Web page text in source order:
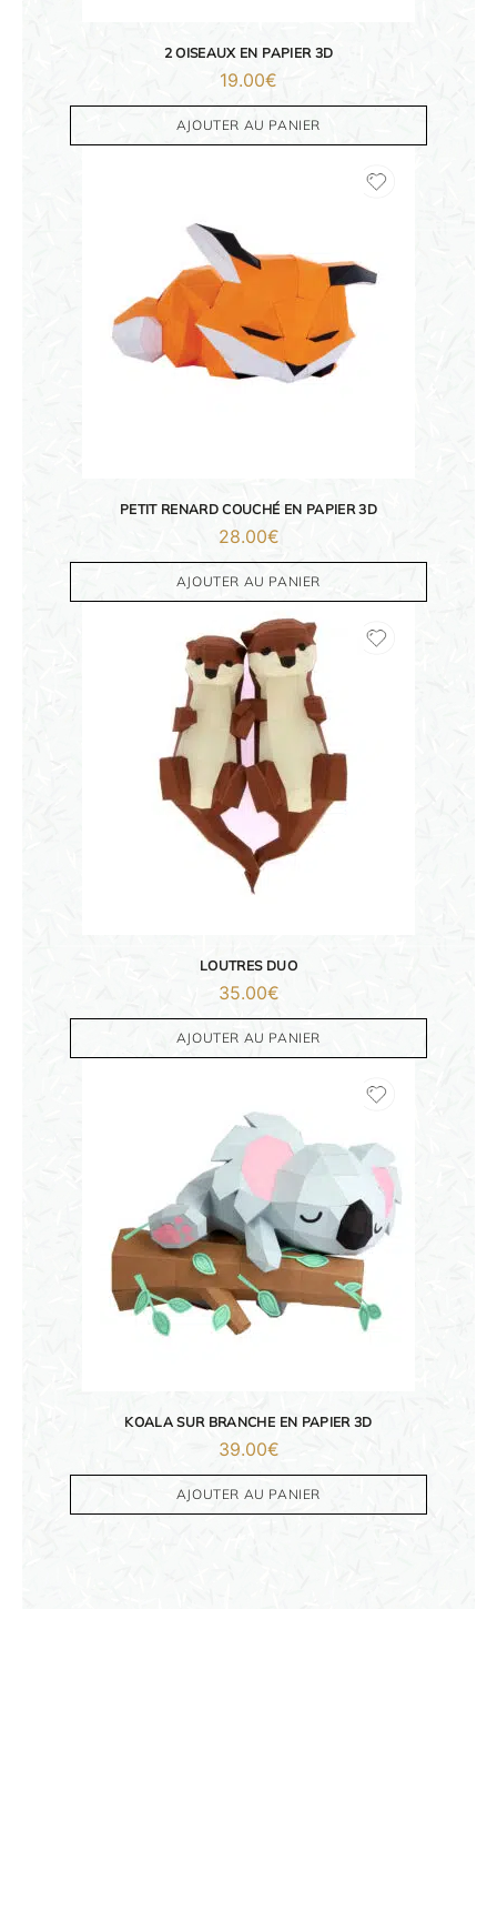
2 OISEAUX EN PAPIER 3D
19.00€
AJOUTER AU PANIER
PETIT RENARD COUCHÉ EN PAPIER 3D
28.00€
AJOUTER AU PANIER
LOUTRES DUO
35.00€
AJOUTER AU PANIER
KOALA SUR BRANCHE EN PAPIER 3D
39.00€
AJOUTER AU PANIER
FAMILLE & ENFANTS
OBJETS PERSONNALISÉS